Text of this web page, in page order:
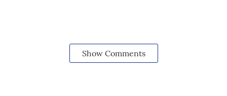
Show Comments